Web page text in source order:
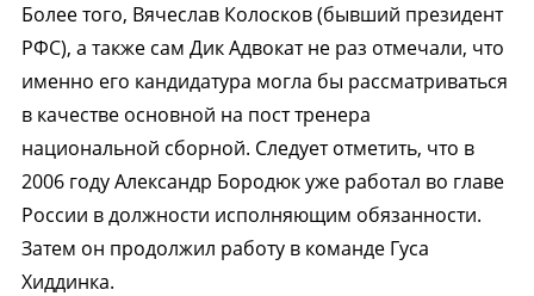
Более того, Вячеслав Колосков (бывший президент
РФС), а также сам Дик Адвокат не раз отмечали, что
именно его кандидатура могла бы рассматриваться
в качестве основной на пост тренера
национальной сборной. Следует отметить, что в
2006 году Александр Бородюк уже работал во главе
России в должности исполняющим обязанности.
Затем он продолжил работу в команде Гуса
Хиддинка.